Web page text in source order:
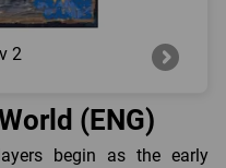
2
(ENG)
begin as the early